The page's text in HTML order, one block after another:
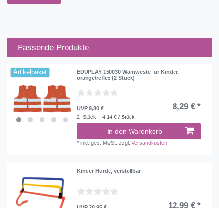
Passende Produkte
Artikelpaket
EDUPLAY 150030 Warnweste für Kinder,
orange/reflex (2 Stück)
UVP 9,80 € 8,29 € *
2 Stück | 4,14 € / Stück
In den Warenkorb
*inkl. ges. MwSt. zzgl.Versandkosten
Kinder Hürde, verstellbar
12,99 € *